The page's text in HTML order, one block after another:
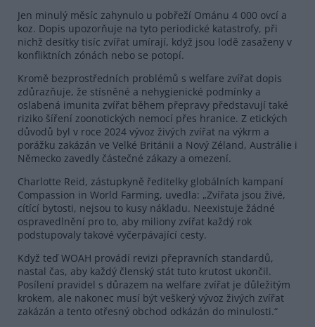
Jen minulý měsíc zahynulo u pobřeží Ománu 4 000 ovcí a
koz. Dopis upozorňuje na tyto periodické katastrofy, při
nichž desítky tisíc zvířat umírají, když jsou lodě zasaženy v
konfliktních zónách nebo se potopí.
Kromě bezprostředních problémů s welfare zvířat dopis
zdůrazňuje, že stísněné a nehygienické podmínky a
oslabená imunita zvířat během přepravy představují také
riziko šíření zoonotických nemocí přes hranice. Z etických
důvodů byl v roce 2024 vývoz živých zvířat na výkrm a
porážku zakázán ve Velké Británii a Nový Zéland, Austrálie i
Německo zavedly částečné zákazy a omezení.
Charlotte Reid, zástupkyně ředitelky globálních kampaní
Compassion in World Farming, uvedla: „Zvířata jsou živé,
cítící bytosti, nejsou to kusy nákladu. Neexistuje žádné
ospravedlnění pro to, aby miliony zvířat každý rok
podstupovaly takové vyčerpávající cesty.
Když teď WOAH provádí revizi přepravních standardů,
nastal čas, aby každý členský stát tuto krutost ukončil.
Posílení pravidel s důrazem na welfare zvířat je důležitým
krokem, ale nakonec musí být veškerý vývoz živých zvířat
zakázán a tento otřesný obchod odkázán do minulosti.“